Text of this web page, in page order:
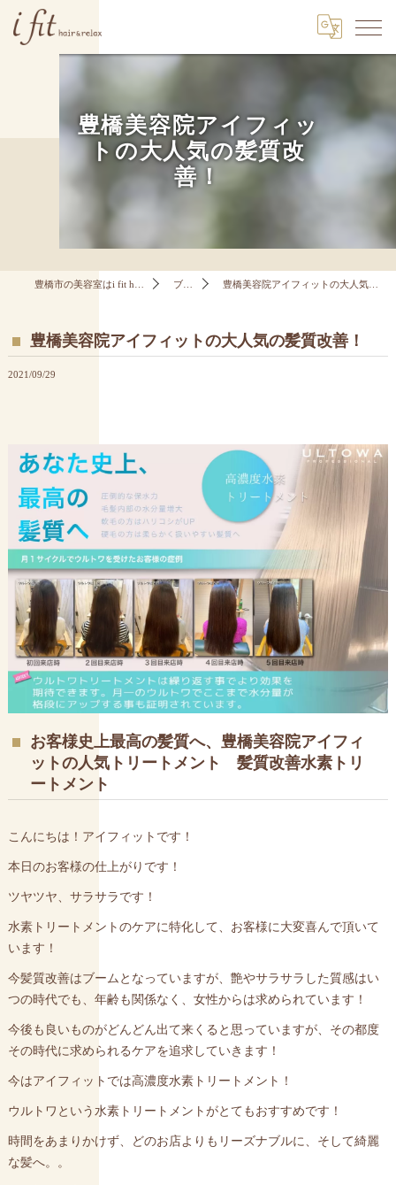
豊橋美容院アイフィッ
トの大人気の髪質改
善！
ブログ 豊橋美容院アイフィットの大人気の髪質改善！
豊橋美容院アイフィットの大人気の髪質改善！
2021/09/29
お客様史上最高の髪質へ、豊橋美容院アイフィ
ットの人気トリートメント 髪質改善水素トリ
ートメント
こんにちは！アイフィットです！
本日のお客様の仕上がりです！
ツヤツヤ、サラサラです！
水素トリートメントのケアに特化して、お客様に大変喜んで頂いて
います！
今髪質改善はブームとなっていますが、艶やサラサラした質感はい
つの時代でも、年齢も関係なく、女性からは求められています！
今後も良いものがどんどん出て来くると思っていますが、その都度
その時代に求められるケアを追求していきます！
今はアイフィットでは高濃度水素トリートメント！
ウルトワという水素トリートメントがとてもおすすめです！
時間をあまりかけず、どのお店よりもリーズナブルに、そして綺麗
な髪へ。。